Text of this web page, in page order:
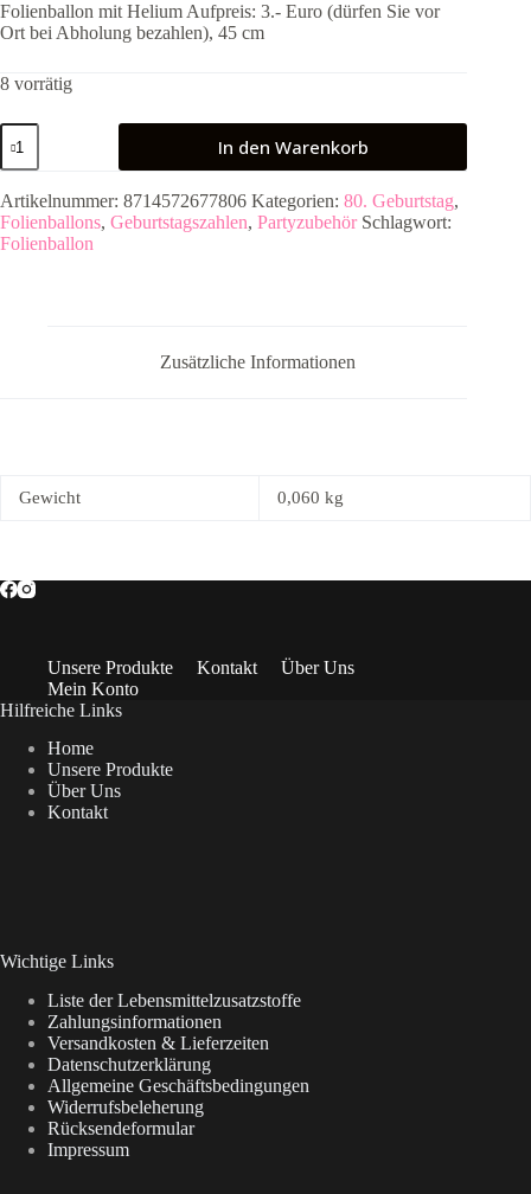
Folienballon mit Helium Aufpreis: 3.- Euro (dürfen Sie vor
Ort bei Abholung bezahlen), 45 cm
8 vorrätig
Folienballon
Elegant
Lush
Blush
80
Jahre
-
In den Warenkorb
Artikelnummer: 8714572677806 Kategorien: 80. Geburtstag,
Folienballons, Geburtstagszahlen, Partyzubehör Schlagwort:
Folienballon
Zusätzliche Informationen
Gewicht 0,060 kg
Unsere Produkte Kontakt
Über Uns
Mein Konto
Hilfreiche Links
Home
Unsere Produkte
Über Uns
Kontakt
Wichtige Links
Liste der Lebensmittelzusatzstoffe
Zahlungsinformationen
Versandkosten & Lieferzeiten
Datenschutzerklärung
Allgemeine Geschäftsbedingungen
Widerrufsbeleherung
Rücksendeformular
Impressum